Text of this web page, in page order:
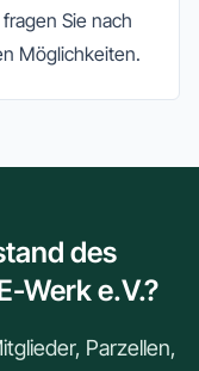
Sie nach
Möglichkeiten.
des
Werk e.V.?
Parzellen,